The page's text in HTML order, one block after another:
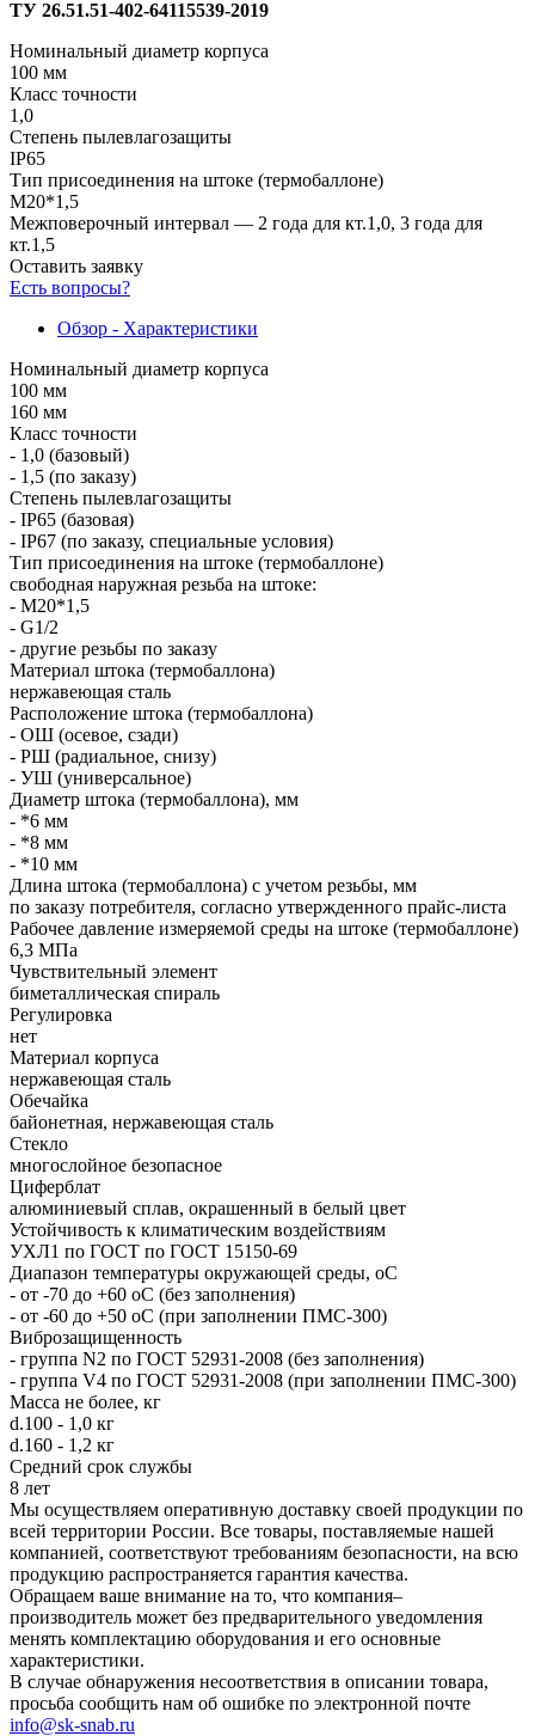
ТУ 26.51.51-402-64115539-2019
Номинальный диаметр корпуса
100 мм
Класс точности
1,0
Степень пылевлагозащиты
IP65
Тип присоединения на штоке (термобаллоне)
M20*1,5
Межповерочный интервал — 2 года для кт.1,0, 3 года для
кт.1,5
Оставить заявку
Есть вопросы?
Обзор - Характеристики
Номинальный диаметр корпуса
100 мм
160 мм
Класс точности
- 1,0 (базовый)
- 1,5 (по заказу)
Степень пылевлагозащиты
- IP65 (базовая)
- IP67 (по заказу, специальные условия)
Тип присоединения на штоке (термобаллоне)
свободная наружная резьба на штоке:
- M20*1,5
- G1/2
- другие резьбы по заказу
Материал штока (термобаллона)
нержавеющая сталь
Расположение штока (термобаллона)
- ОШ (осевое, сзади)
- РШ (радиальное, снизу)
- УШ (универсальное)
Диаметр штока (термобаллона), мм
- *6 мм
- *8 мм
- *10 мм
Длина штока (термобаллона) с учетом резьбы, мм
по заказу потребителя, согласно утвержденного прайс-листа
Рабочее давление измеряемой среды на штоке (термобаллоне)
6,3 МПа
Чувствительный элемент
биметаллическая спираль
Регулировка
нет
Материал корпуса
нержавеющая сталь
Обечайка
байонетная, нержавеющая сталь
Стекло
многослойное безопасное
Циферблат
алюминиевый сплав, окрашенный в белый цвет
Устойчивость к климатическим воздействиям
УХЛ1 по ГОСТ по ГОСТ 15150-69
Диапазон температуры окружающей среды, оС
- от -70 до +60 оС (без заполнения)
- от -60 до +50 оС (при заполнении ПМС-300)
Виброзащищенность
- группа N2 по ГОСТ 52931-2008 (без заполнения)
- группа V4 по ГОСТ 52931-2008 (при заполнении ПМС-300)
Масса не более, кг
d.100 - 1,0 кг
d.160 - 1,2 кг
Средний срок службы
8 лет
Мы осуществляем оперативную доставку своей продукции по
всей территории России. Все товары, поставляемые нашей
компанией, соответствуют требованиям безопасности, на всю
продукцию распространяется гарантия качества.
Обращаем ваше внимание на то, что компания–
производитель может без предварительного уведомления
менять комплектацию оборудования и его основные
характеристики.
В случае обнаружения несоответствия в описании товара,
просьба сообщить нам об ошибке по электронной почте
info@sk-snab.ru